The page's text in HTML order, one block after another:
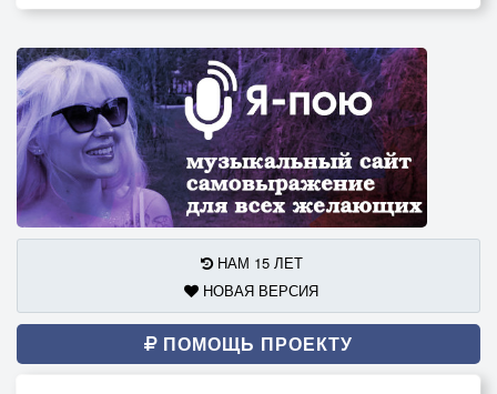
НАМ 15 ЛЕТ
НОВАЯ ВЕРСИЯ
ПОМОЩЬ ПРОЕКТУ